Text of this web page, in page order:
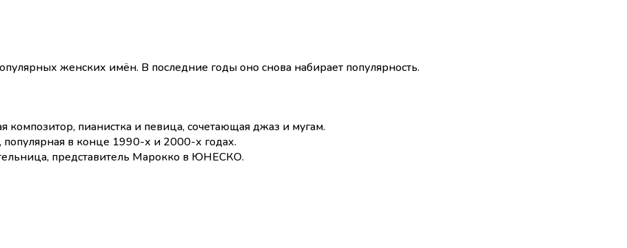
женских имён. В последние годы оно снова набирает популярность.
композитор, пианистка и певица, сочетающая джаз и мугам.
популярная в конце 1990-х и 2000-х годах.
представитель Марокко в ЮНЕСКО.